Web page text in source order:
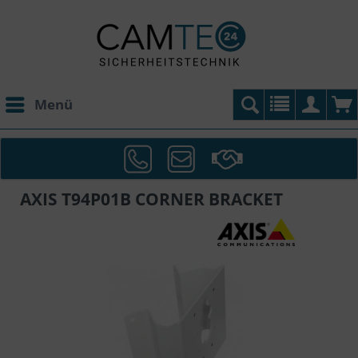
Menü
AXIS T94P01B CORNER BRACKET